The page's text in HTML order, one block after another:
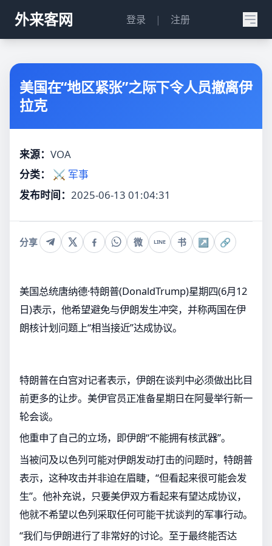
外来客网 登录 | 注册
美国在“地区紧张”之际下令人员撤离伊
拉克
来源： VOA
分类：
⚔️ 军事
发布时间： 2025-06-13 01:04:31
分享 微 LINE 书 ↗ 🔗
美国总统唐纳德·特朗普(DonaldTrump)星期四(6月12
日)表示，他希望避免与伊朗发生冲突，并称两国在伊
朗核计划问题上“相当接近”达成协议。
特朗普在白宫对记者表示，伊朗在谈判中必须做出比目
前更多的让步。美伊官员正准备星期日在阿曼举行新一
轮会谈。
他重申了自己的立场，即伊朗“不能拥有核武器”。
当被问及以色列可能对伊朗发动打击的问题时，特朗普
表示，这种攻击并非迫在眉睫，“但看起来很可能会发
生”。他补充说，只要美伊双方看起来有望达成协议，
他就不希望以色列采取任何可能干扰谈判的军事行动。
“我们与伊朗进行了非常好的讨论。至于最终能否达